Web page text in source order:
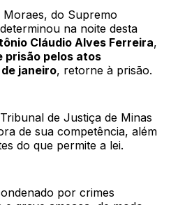
do Supremo
na noite desta
Cláudio Alves Ferreira,
prisão pelos atos
janeiro, retorne à prisão.
de Justiça de Minas
de sua competência, além
do que permite a lei.
por crimes